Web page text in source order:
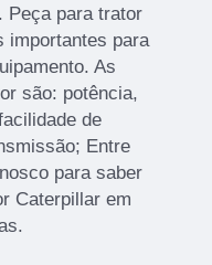
Peça para trator
importantes para
As
são: potência,
de
Entre
para saber
Caterpillar em